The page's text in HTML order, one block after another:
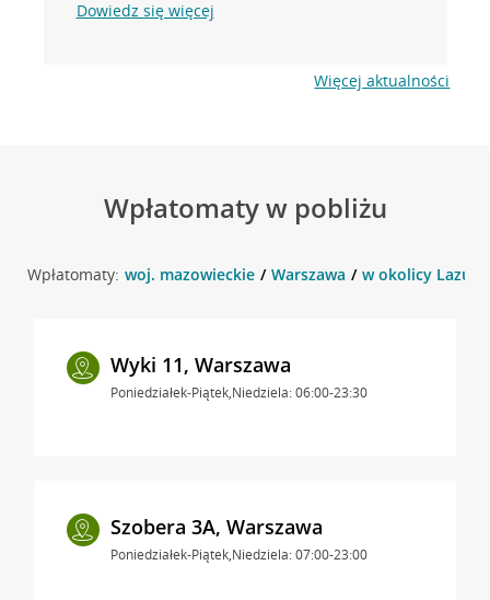
Dowiedz się więcej
Więcej aktualności
Wpłatomaty w pobliżu
Wpłatomaty: woj. mazowieckie Warszawa w okolicy
Wyki 11, Warszawa
Poniedziałek-Piątek,Niedziela: 06:00-23:30
Szobera 3A, Warszawa
Poniedziałek-Piątek,Niedziela: 07:00-23:00